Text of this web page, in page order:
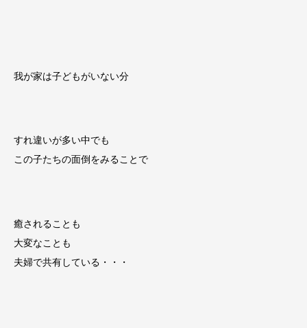
我が家は子どもがいない分
すれ違いが多い中でも
この子たちの面倒をみることで
癒されることも
大変なことも
夫婦で共有している・・・